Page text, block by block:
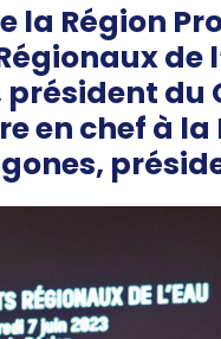
la Région
de
du
en chef à